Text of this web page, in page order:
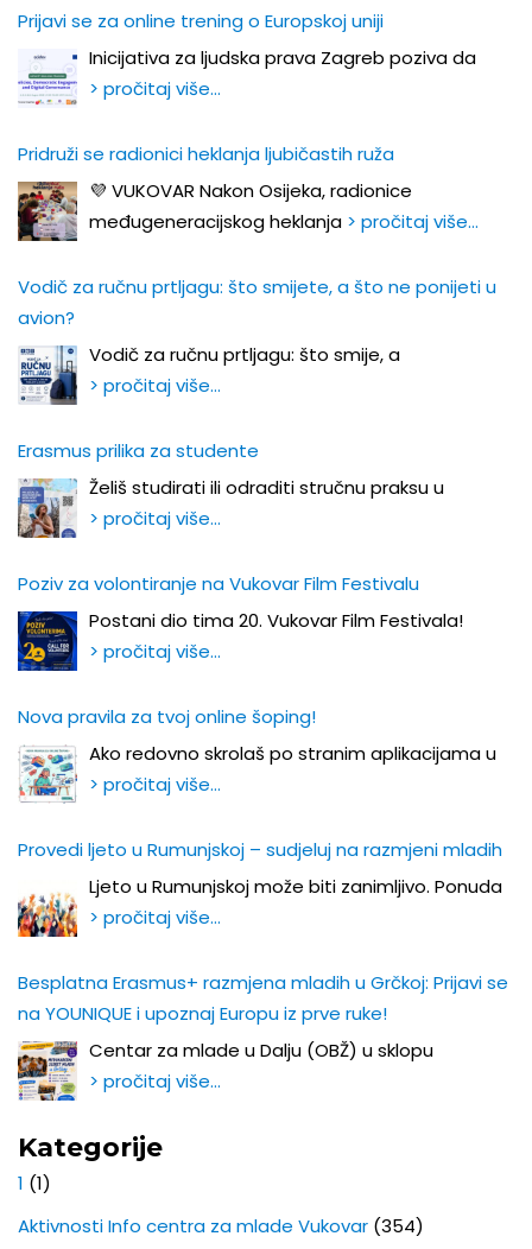
Prijavi se za online trening o Europskoj uniji
Inicijativa za ljudska prava Zagreb poziva da
> pročitaj više…
Pridruži se radionici heklanja ljubičastih ruža
💜 VUKOVAR Nakon Osijeka, radionice
međugeneracijskog heklanja > pročitaj više…
Vodič za ručnu prtljagu: što smijete, a što ne ponijeti u
avion?
Vodič za ručnu prtljagu: što smije, a
> pročitaj više…
Erasmus prilika za studente
Želiš studirati ili odraditi stručnu praksu u
> pročitaj više…
Poziv za volontiranje na Vukovar Film Festivalu
Postani dio tima 20. Vukovar Film Festivala!
> pročitaj više…
Nova pravila za tvoj online šoping!
Ako redovno skrolaš po stranim aplikacijama u
> pročitaj više…
Provedi ljeto u Rumunjskoj – sudjeluj na razmjeni mladih
Ljeto u Rumunjskoj može biti zanimljivo. Ponuda
> pročitaj više…
Besplatna Erasmus+ razmjena mladih u Grčkoj: Prijavi se
na YOUNIQUE i upoznaj Europu iz prve ruke!
Centar za mlade u Dalju (OBŽ) u sklopu
> pročitaj više…
Kategorije
1 (1)
Aktivnosti Info centra za mlade Vukovar (354)